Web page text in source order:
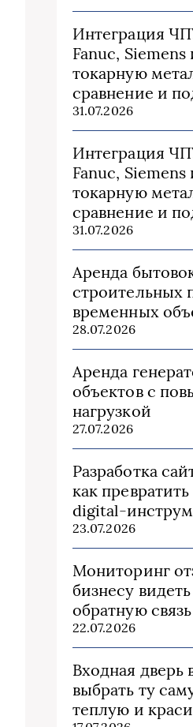
Интеграция
Fanuc, Siemens
токарную
сравнение и
31.07.2026
Интеграция
Fanuc, Siemens
токарную
сравнение и
31.07.2026
Аренда
строительных
временных
28.07.2026
Аренда
объектов с
нагрузкой
27.07.2026
Разработка
как
digital-
23.07.2026
Мониторинг
бизнесу
обратную связь
22.07.2026
Входная дверь
выбрать ту
теплую и